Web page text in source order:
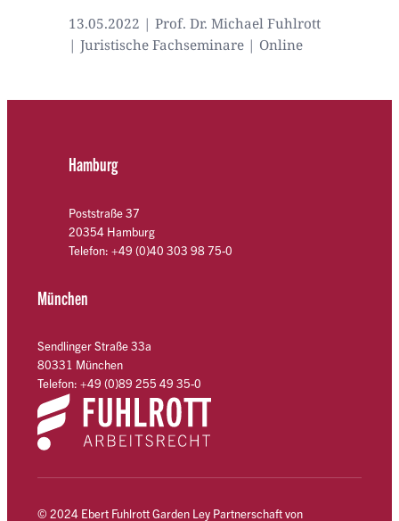
13.05.2022 | Prof. Dr. Michael Fuhlrott
| Juristische Fachseminare | Online
Hamburg
Poststraße 37
20354 Hamburg
Telefon: +49 (0)40 303 98 75-0
München
Sendlinger Straße 33a
80331 München
Telefon: +49 (0)89 255 49 35-0
© 2024 Ebert Fuhlrott Garden Ley Partnerschaft von